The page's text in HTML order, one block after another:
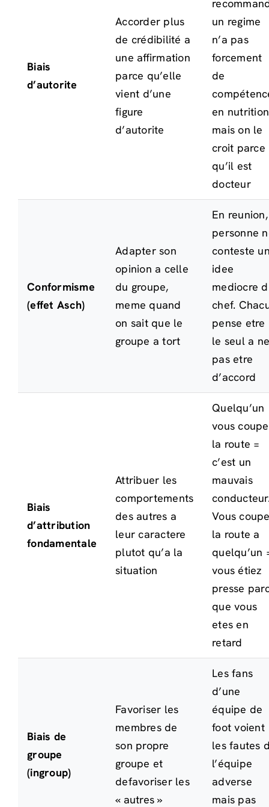
Biais
d’autorite
Accorder plus
de crédibilité a
une affirmation
parce qu’elle
vient d’une
figure
d’autorite
un regime
n’a pas
forcement
de
en
mais on le
croit parce
qu’il est
docteur
Conformisme
(effet Asch)
Adapter son
opinion a celle
du groupe,
meme quand
on sait que le
groupe a tort
En reunion,
personne
conteste
idee
mediocre
chef.
pense etre
le seul a
pas etre
d’accord
Biais
d’attribution
fondamentale
Attribuer les
comportements
des autres a
leur caractere
plutot qu’a la
situation
Quelqu’un
vous coupe
la route =
c’est un
mauvais
Vous
la route a
quelqu’un
vous étiez
presse
que vous
etes en
retard
Biais de
groupe
(ingroup)
Favoriser les
membres de
son propre
groupe et
defavoriser les
« autres »
Les fans
d’une
équipe de
foot voient
les fautes
l’équipe
adverse
mais pas